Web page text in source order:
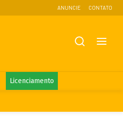
ANUNCIE CONTATO
Licenciamento